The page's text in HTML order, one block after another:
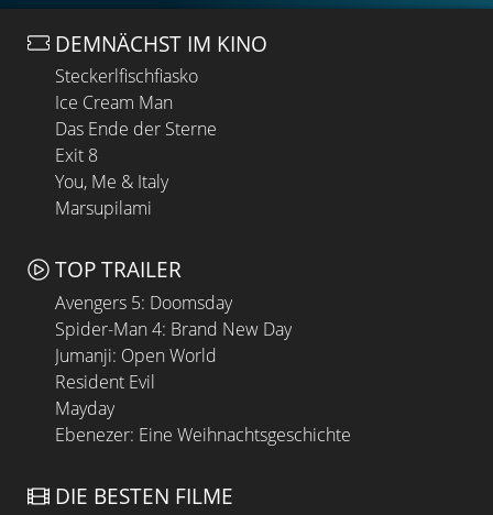
DEMNÄCHST IM KINO
Steckerlfischfiasko
Ice Cream Man
Das Ende der Sterne
Exit 8
You, Me & Italy
Marsupilami
TOP TRAILER
Avengers 5: Doomsday
Spider-Man 4: Brand New Day
Jumanji: Open World
Resident Evil
Mayday
Ebenezer: Eine Weihnachtsgeschichte
DIE BESTEN FILME